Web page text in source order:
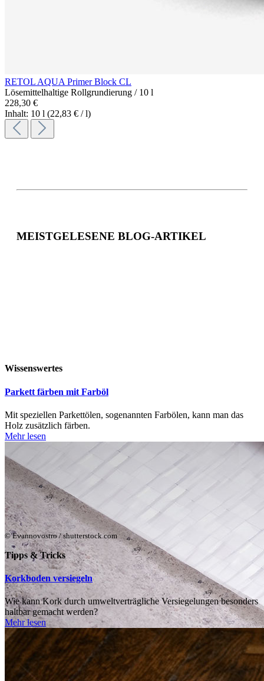
RETOL AQUA Primer Block CL
Lösemittelhaltige Rollgrundierung / 10 l
228,30 €
Inhalt: 10 l (22,83 € / l)
MEISTGELESENE BLOG-ARTIKEL
Wissenswertes
Parkett färben mit Farböl
Mit speziellen Parkettölen, sogenannten Farbölen, kann man das
Holz zusätzlich färben.
Mehr lesen
© Evannovostro / shutterstock.com
Tipps & Tricks
Korkboden versiegeln
Wie kann Kork durch umweltverträgliche Versiegelungen besonders
haltbar gemacht werden?
Mehr lesen